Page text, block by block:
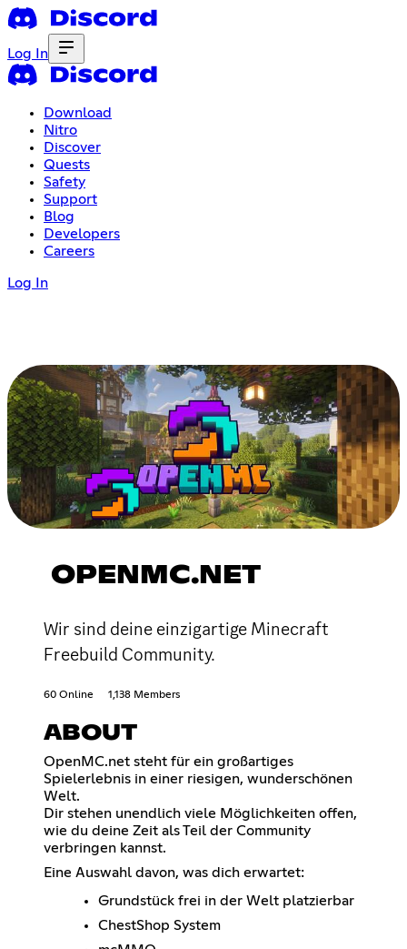
Log In
Download
Nitro
Discover
Quests
Safety
Support
Blog
Developers
Careers
Log In
OPENMC.NET
Wir sind deine einzigartige Minecraft
Freebuild Community.
60 Online 1,138 Members
ABOUT
OpenMC.net steht für ein großartiges
Spielerlebnis in einer riesigen, wunderschönen
Welt.
Dir stehen unendlich viele Möglichkeiten offen,
wie du deine Zeit als Teil der Community
verbringen kannst.
Eine Auswahl davon, was dich erwartet:
Grundstück frei in der Welt platzierbar
ChestShop System